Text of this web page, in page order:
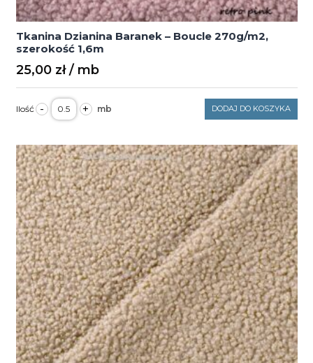
Tkanina Dzianina Baranek – Boucle 270g/m2,
szerokość 1,6m
25,00 zł
- ilość
Tkanina
Dzianina
–
Boucle
270g/m2,
szerokość
1,6m
+ DODAJ DO KOSZYKA